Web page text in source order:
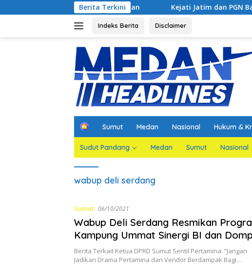
ke
Berita Terkini
Jaksa Agar Dihadirkan Kejati Jatim dan PGN Bangun Sinergi
Indeks Berita Disclaimer
H
m
e
Sumut Medan Nasional Hukum &
Sudut Pandang Medan Sumut Nasional
wabup deli serdang
Sumut 06/10/2021
Wabup Deli Serdang Resmikan
Kampung Ummat Sinergi BI dan
Dhuafa Waspada
Berita Terkait Ketua DPRD Sumut Sentil Pertamina: “Jangan
Jadikan Drama Pertamina dan Vendor Berdampak Bagi…